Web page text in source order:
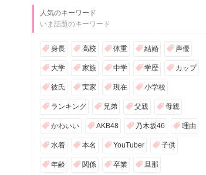
人気のキーワード
いま話題のキーワード
身長 高校 体重 結婚 声優
大学 家族 中学 学歴 カップ
彼氏 実家 現在 小学校
ランキング 兄弟 父親 母親
かわいい AKB48 乃木坂46 理由
水着 本名 YouTuber 子供
年齢 関係 卒業 旦那